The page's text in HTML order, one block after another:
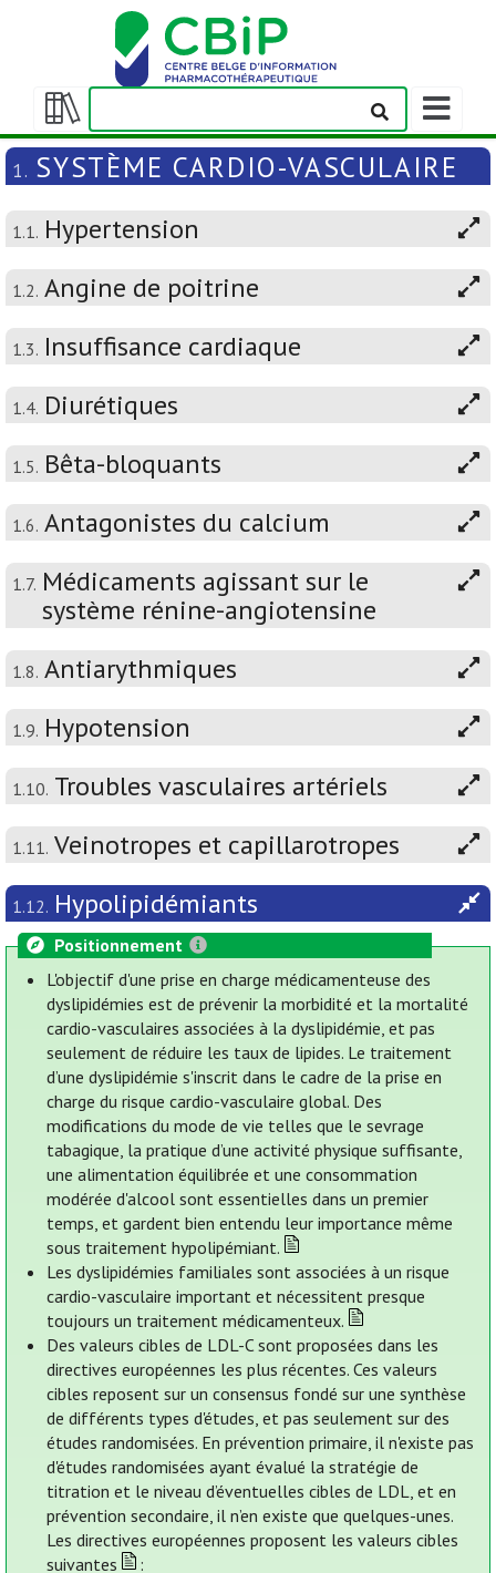
Afficher/masquer
la
table
matières
Afficher/
la
barre
de
navigation
1. SYSTÈME CARDIO-VASCULAIRE
1.1. Hypertension
1.2. Angine de poitrine
1.3. Insuffisance cardiaque
1.4. Diurétiques
1.5. Bêta-bloquants
1.6. Antagonistes du calcium
1.7. Médicaments agissant sur le
système rénine-angiotensine
1.8. Antiarythmiques
1.9. Hypotension
1.10. Troubles vasculaires artériels
1.11. Veinotropes et capillarotropes
1.12. Hypolipidémiants
Positionnement
L'objectif d'une prise en charge médicamenteuse des
dyslipidémies est de prévenir la morbidité et la mortalité
cardio-vasculaires associées à la dyslipidémie, et pas
seulement de réduire les taux de lipides. Le traitement
d’une dyslipidémie s'inscrit dans le cadre de la prise en
charge du risque cardio-vasculaire global. Des
modifications du mode de vie telles que le sevrage
tabagique, la pratique d’une activité physique suffisante,
une alimentation équilibrée et une consommation
modérée d'alcool sont essentielles dans un premier
temps, et gardent bien entendu leur importance même
sous traitement hypolipémiant.
Les dyslipidémies familiales sont associées à un risque
cardio-vasculaire important et nécessitent presque
toujours un traitement médicamenteux.
Des valeurs cibles de LDL-C sont proposées dans les
directives européennes les plus récentes. Ces valeurs
cibles reposent sur un consensus fondé sur une synthèse
de différents types d'études, et pas seulement sur des
études randomisées. En prévention primaire, il n'existe pas
d'études randomisées ayant évalué la stratégie de
titration et le niveau d’éventuelles cibles de LDL, et en
prévention secondaire, il n’en existe que quelques-unes.
Les directives européennes proposent les valeurs cibles
suivantes
: